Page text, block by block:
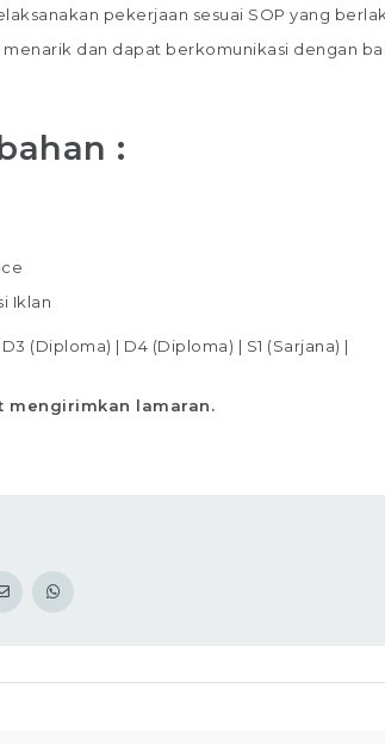
pekerjaan sesuai SOP yang
menarik dan dapat berkomunikasi dengan
:
Iklan
D3 (Diploma) | D4 (Diploma) | S1 (Sarjana) |
mengirimkan lamaran.